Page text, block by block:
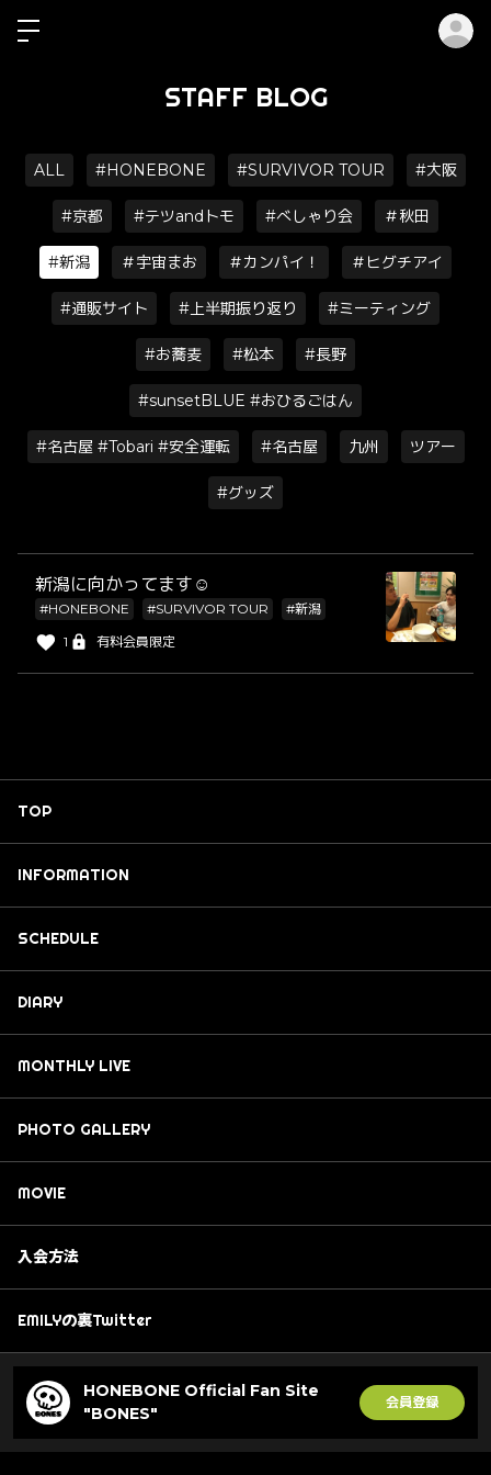
STAFF BLOG
ALL #HONEBONE #SURVIVOR TOUR #大阪
#京都 #テツandトモ #べしゃり会 ＃秋田
#新潟 ＃宇宙まお ＃カンパイ！ ＃ヒグチアイ
#通販サイト #上半期振り返り #ミーティング
#お蕎麦 #松本 #長野
#sunsetBLUE #おひるごはん
#名古屋 #Tobari #安全運転 #名古屋 九州 ツアー
#グッズ
新潟に向かってます☺︎
#HONEBONE #SURVIVOR TOUR
#新潟
1
有料会員限定
TOP
INFORMATION
SCHEDULE
DIARY
MONTHLY LIVE
PHOTO GALLERY
MOVIE
入会方法
EMILYの裏Twitter
HONEBONE Official Fan Site
"BONES"
会員登録